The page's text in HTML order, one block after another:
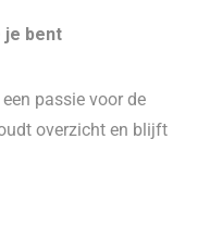
je bent
passie voor de
overzicht en blijft